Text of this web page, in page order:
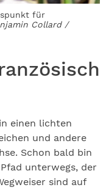
für
Collard /
einen lichten
und andere
Schon bald bin
unterwegs, der
sind auf